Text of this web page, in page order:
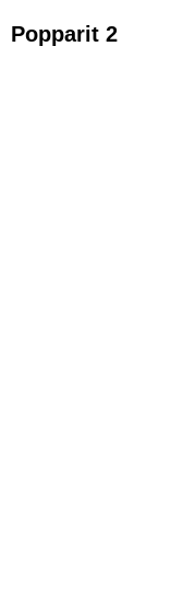
Popparit 2